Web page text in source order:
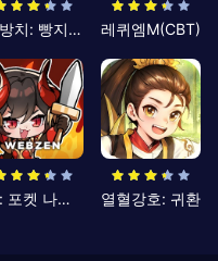
킹방치: 빵지의 제왕 레퀴엠M(CBT)
뮤: 포켓 나이츠 열혈강호: 귀환